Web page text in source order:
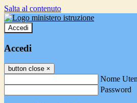
Salta al contenuto
Accedi
Accedi
button close ×
Nome
Password